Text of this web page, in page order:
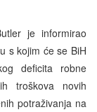
je informirao
s kojim će se BiH
deficita robne
troškova novih
potraživanja na